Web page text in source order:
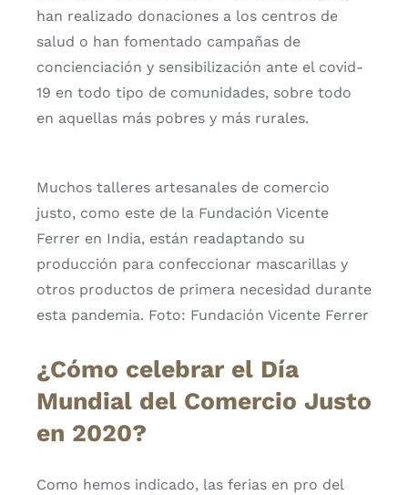
han realizado donaciones a los centros de
salud o han fomentado campañas de
concienciación y sensibilización ante el covid-
19 en todo tipo de comunidades, sobre todo
en aquellas más pobres y más rurales.
Muchos talleres artesanales de comercio
justo, como este de la Fundación Vicente
Ferrer en India, están readaptando su
producción para confeccionar mascarillas y
otros productos de primera necesidad durante
esta pandemia. Foto: Fundación Vicente Ferrer
¿Cómo celebrar el Día
Mundial del Comercio Justo
en 2020?
Como hemos indicado, las ferias en pro del